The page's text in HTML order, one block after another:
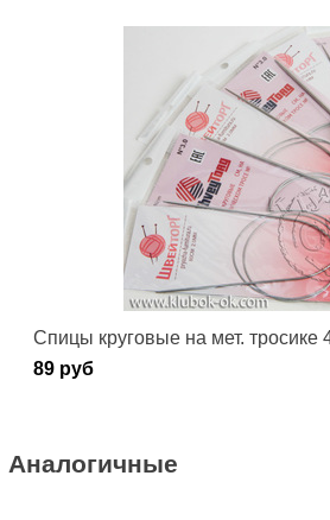
Спицы круговые на мет. тросике
89 руб
Аналогичные